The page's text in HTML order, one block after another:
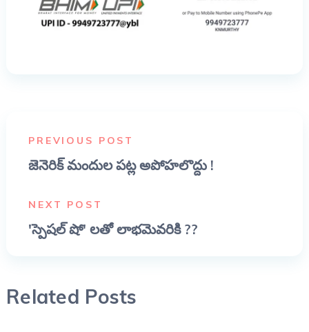
PREVIOUS POST
జెనెరిక్ మందుల పట్ల అపోహలొద్దు !
NEXT POST
'స్పెషల్ షో' లతో లాభమెవరికి ??
Related Posts